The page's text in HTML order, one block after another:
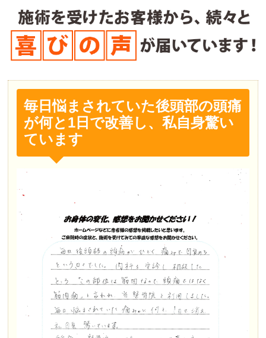
毎日悩まされていた後頭部の頭痛
が何と1日で改善し、私自身驚い
ています